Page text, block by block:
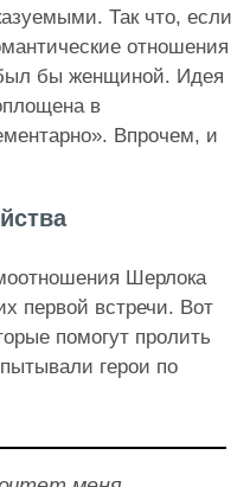
Так что, если
отношения
бы женщиной. Идея
в
Впрочем, и
Шерлока
первой встречи. Вот
помогут пролить
герои по